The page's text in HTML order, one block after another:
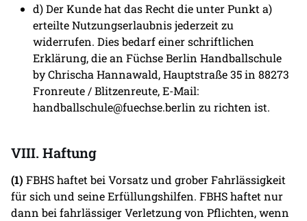
d) Der Kunde hat das Recht die unter Punkt a)
erteilte Nutzungserlaubnis jederzeit zu
widerrufen. Dies bedarf einer schriftlichen
Erklärung, die an Füchse Berlin Handballschule
by Chrischa Hannawald, Hauptstraße 35 in 88273
Fronreute / Blitzenreute, E-Mail:
handballschule@fuechse.berlin zu richten ist.
VIII. Haftung
(1) FBHS haftet bei Vorsatz und grober Fahrlässigkeit
für sich und seine Erfüllungshilfen. FBHS haftet nur
dann bei fahrlässiger Verletzung von Pflichten, wenn